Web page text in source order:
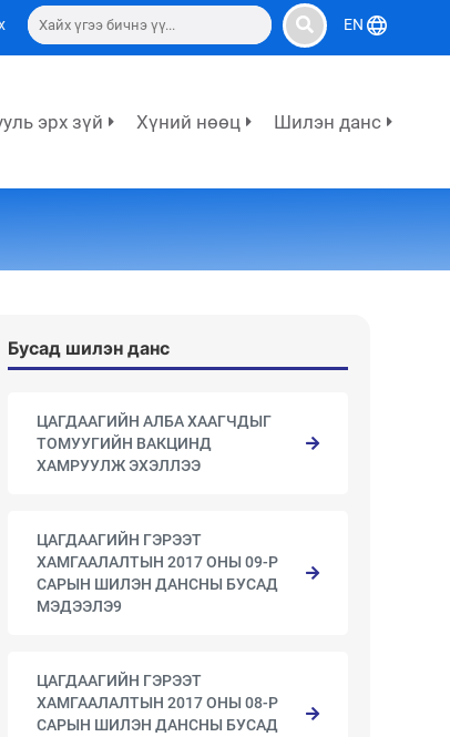
EN
эрх зүй Хүний нөөц Шилэн данс
Бусад шилэн данс
ЦАГДААГИЙН АЛБА ХААГЧДЫГ
ТОМУУГИЙН ВАКЦИНД
ХАМРУУЛЖ ЭХЭЛЛЭЭ
ЦАГДААГИЙН ГЭРЭЭТ
ХАМГААЛАЛТЫН 2017 ОНЫ 09-Р
САРЫН ШИЛЭН ДАНСНЫ БУСАД
МЭДЭЭЛЭ9
ЦАГДААГИЙН ГЭРЭЭТ
ХАМГААЛАЛТЫН 2017 ОНЫ 08-Р
САРЫН ШИЛЭН ДАНСНЫ БУСАД